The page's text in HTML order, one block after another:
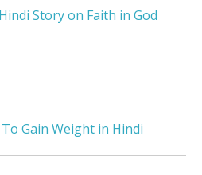
Hindi Story on Faith in God
To Gain Weight in Hindi